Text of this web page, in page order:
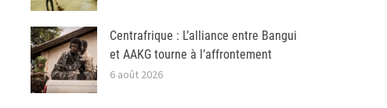
Centrafrique : L’alliance entre Bangui
et AAKG tourne à l’affrontement
6 août 2026